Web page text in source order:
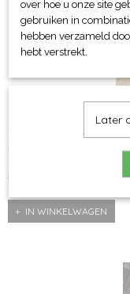
Clique Kenai
Verkrijgbaar in de
€ 63,90
IN WINKELWAGEN
over hoe u onze site
gebruiken in
hebben verzameld
hebt verstrekt.
Later